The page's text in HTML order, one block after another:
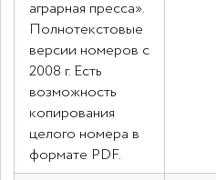
аграрная пресса».
Полнотекстовые
версии номеров с
2008 г. Есть
возможность
копирования
целого номера в
формате PDF.